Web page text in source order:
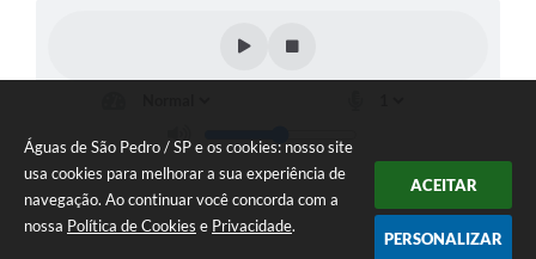
Águas de São Pedro / SP e os cookies: nosso site
usa cookies para melhorar a sua experiência de
navegação. Ao continuar você concorda com a
nossa Política de Cookies e Privacidade.
ACEITAR
PERSONALIZAR